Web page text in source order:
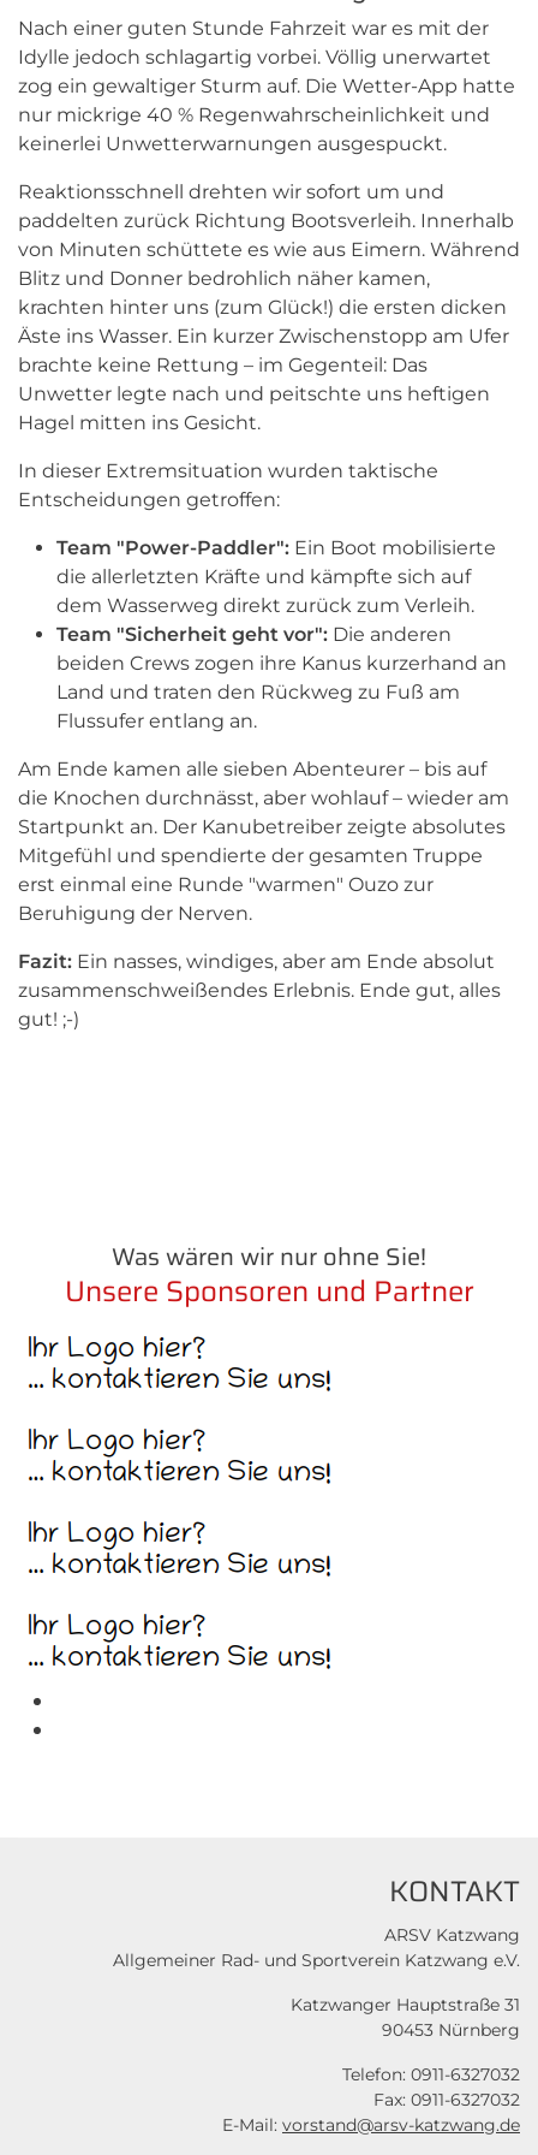
Nach einer guten Stunde Fahrzeit war es mit der
Idylle jedoch schlagartig vorbei. Völlig unerwartet
zog ein gewaltiger Sturm auf. Die Wetter-App hatte
nur mickrige 40 % Regenwahrscheinlichkeit und
keinerlei Unwetterwarnungen ausgespuckt.
Reaktionsschnell drehten wir sofort um und
paddelten zurück Richtung Bootsverleih. Innerhalb
von Minuten schüttete es wie aus Eimern. Während
Blitz und Donner bedrohlich näher kamen,
krachten hinter uns (zum Glück!) die ersten dicken
Äste ins Wasser. Ein kurzer Zwischenstopp am Ufer
brachte keine Rettung – im Gegenteil: Das
Unwetter legte nach und peitschte uns heftigen
Hagel mitten ins Gesicht.
In dieser Extremsituation wurden taktische
Entscheidungen getroffen:
Team "Power-Paddler": Ein Boot mobilisierte
die allerletzten Kräfte und kämpfte sich auf
dem Wasserweg direkt zurück zum Verleih.
Team "Sicherheit geht vor": Die anderen
beiden Crews zogen ihre Kanus kurzerhand an
Land und traten den Rückweg zu Fuß am
Flussufer entlang an.
Am Ende kamen alle sieben Abenteurer – bis auf
die Knochen durchnässt, aber wohlauf – wieder am
Startpunkt an. Der Kanubetreiber zeigte absolutes
Mitgefühl und spendierte der gesamten Truppe
erst einmal eine Runde "warmen" Ouzo zur
Beruhigung der Nerven.
Fazit: Ein nasses, windiges, aber am Ende absolut
zusammenschweißendes Erlebnis. Ende gut, alles
gut! ;-)
Was wären wir nur ohne Sie!
Unsere Sponsoren und Partner
KONTAKT
ARSV Katzwang
Allgemeiner Rad- und Sportverein Katzwang e.V.
Katzwanger Hauptstraße 31
90453 Nürnberg
Telefon: 0911-6327032
Fax: 0911-6327032
E-Mail: vorstand@arsv-katzwang.de